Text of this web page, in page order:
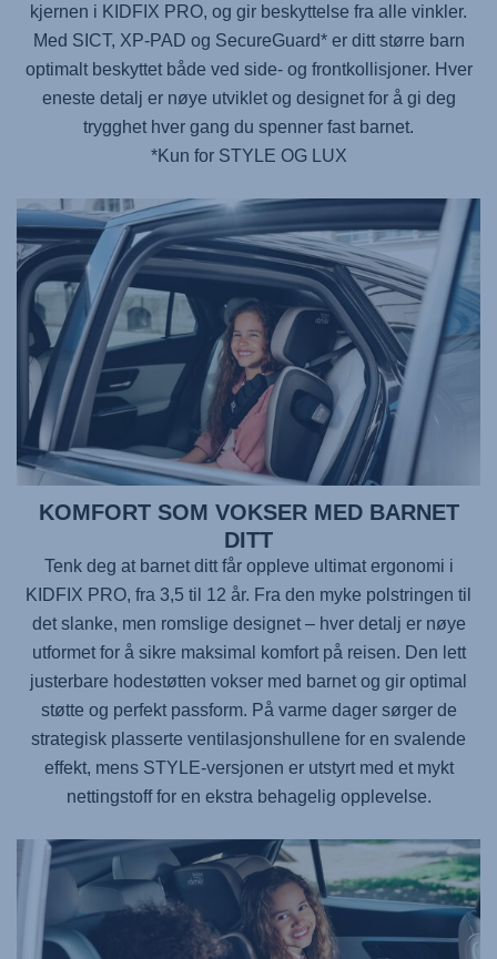
kjernen i KIDFIX PRO, og gir beskyttelse fra alle vinkler.
Med SICT, XP-PAD og SecureGuard* er ditt større barn
optimalt beskyttet både ved side- og frontkollisjoner. Hver
eneste detalj er nøye utviklet og designet for å gi deg
trygghet hver gang du spenner fast barnet.
*Kun for STYLE OG LUX
KOMFORT SOM VOKSER MED BARNET
DITT
Tenk deg at barnet ditt får oppleve ultimat ergonomi i
KIDFIX PRO, fra 3,5 til 12 år. Fra den myke polstringen til
det slanke, men romslige designet – hver detalj er nøye
utformet for å sikre maksimal komfort på reisen. Den lett
justerbare hodestøtten vokser med barnet og gir optimal
støtte og perfekt passform. På varme dager sørger de
strategisk plasserte ventilasjonshullene for en svalende
effekt, mens STYLE-versjonen er utstyrt med et mykt
nettingstoff for en ekstra behagelig opplevelse.